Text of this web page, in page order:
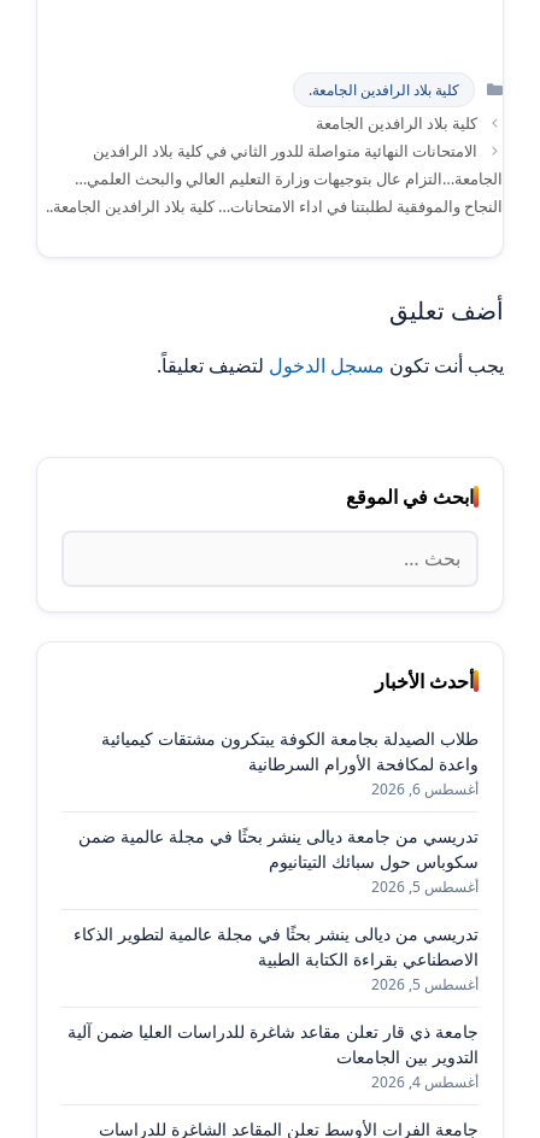
التصنيفات
كلية بلاد الرافدين الجامعة.
كلية بلاد الرافدين الجامعة
الامتحانات النهائية متواصلة للدور الثاني في كلية بلاد الرافدين
الجامعة…التزام عال بتوجيهات وزارة التعليم العالي والبحث العلمي…
النجاح والموفقية لطلبتنا في اداء الامتحانات… كلية بلاد الرافدين الجامعة..
أضف تعليق
يجب أنت تكون مسجل الدخول لتضيف تعليقاً.
ابحث في الموقع
البحث
عن:
أحدث الأخبار
طلاب الصيدلة بجامعة الكوفة يبتكرون مشتقات كيميائية
واعدة لمكافحة الأورام السرطانية
أغسطس 6, 2026
تدريسي من جامعة ديالى ينشر بحثًا في مجلة عالمية ضمن
سكوباس حول سبائك التيتانيوم
أغسطس 5, 2026
تدريسي من ديالى ينشر بحثًا في مجلة عالمية لتطوير الذكاء
الاصطناعي بقراءة الكتابة الطبية
أغسطس 5, 2026
جامعة ذي قار تعلن مقاعد شاغرة للدراسات العليا ضمن آلية
التدوير بين الجامعات
أغسطس 4, 2026
جامعة الفرات الأوسط تعلن المقاعد الشاغرة للدراسات